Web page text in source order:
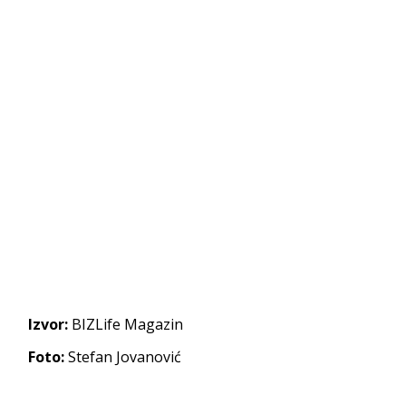
Izvor: BIZLife Magazin
Foto:Stefan Jovanović